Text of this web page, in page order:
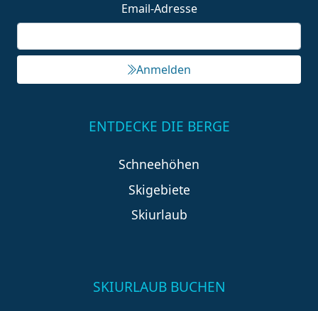
Email-Adresse
Anmelden
ENTDECKE DIE BERGE
Schneehöhen
Skigebiete
Skiurlaub
SKIURLAUB BUCHEN